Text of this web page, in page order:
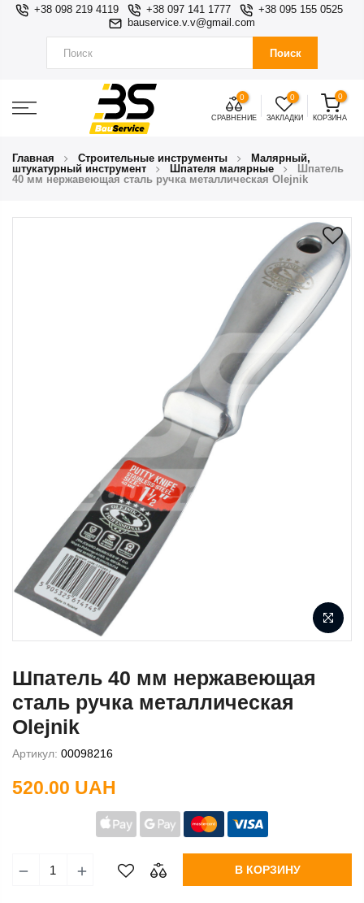
+38 098 219 4119 +38 097 141 1777
+38 095 155 0525
bauservice.v.v@gmail.com
Поиск
0
СРАВНЕНИЕ
0
ЗАКЛАДКИ
0
КОРЗИНА
Главная Строительные инструменты
Малярный,
штукатурный инструмент
Шпателя малярные
Шпатель
40 мм нержавеющая сталь ручка металлическая Olejnik
Шпатель 40 мм нержавеющая
сталь ручка металлическая
Olejnik
Артикул: 00098216
520.00 UAH
В КОРЗИНУ